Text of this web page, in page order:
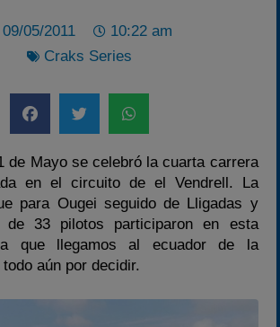
Noticias
Calendario
Carreras finalizadas
Campeonato
Temporada 2026
09/05/2011
10:22 am
Craks Series
de Mayo se celebró la cuarta carrera
en el circuito de el Vendrell. La
para Ougei seguido de Lligadas y
33 pilotos participaron en esta
que llegamos al ecuador de la
aún por decidir.